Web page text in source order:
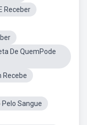
Receber
De QuemPode
Recebe
Pelo Sangue